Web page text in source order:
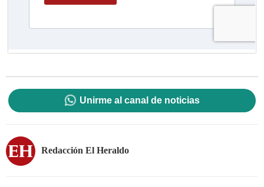
Unirme al canal de noticias
Redacción El Heraldo